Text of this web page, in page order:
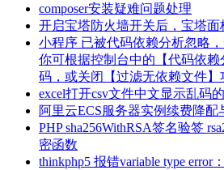
composer安装疑难问题处理
开启宝塔防火墙开关后，宝塔面
小程序 已被代码依赖分析忽略
你可根据控制台中的【代码依
码，或关闭【过滤无依赖文件】
excel打开csv文件中文显示乱码
阿里云ECS服务器实例续费降配
PHP sha256WithRSA签名验签
密函数
thinkphp5 报错variable type error